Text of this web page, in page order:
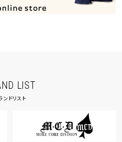
LIST
ンドリスト